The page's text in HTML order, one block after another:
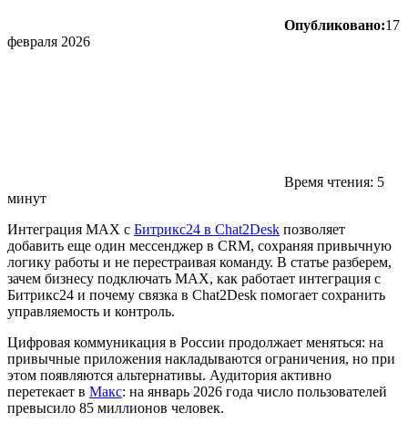
Опубликовано:17
февраля 2026
Время чтения: 5
минут
Интеграция MAX с Битрикс24 в Chat2Desk позволяет
добавить еще один мессенджер в CRM, сохраняя привычную
логику работы и не перестраивая команду. В статье разберем,
зачем бизнесу подключать MAX, как работает интеграция с
Битрикс24 и почему связка в Chat2Desk помогает сохранить
управляемость и контроль.
Цифровая коммуникация в России продолжает меняться: на
привычные приложения накладываются ограничения, но при
этом появляются альтернативы. Аудитория активно
перетекает в Макс: на январь 2026 года число пользователей
превысило 85 миллионов человек.